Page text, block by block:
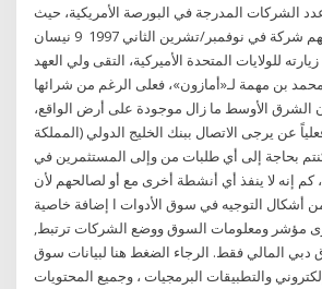
الشركات المدرجة في البورصة الأمريكية، حيث
كان عددها 7335 سهم شركة في نوفمبر/تشرين الثاني 1997 9 نيسان
خلال زيارته للولايات المتحدة الأميركية، التقى ولي العهد
بن مهمة لـ«أمازون»، فعلى الرغم من شرائها
الأوسط ما زال موجودة على أرض الواقع،
عن يرجى الاتصال ببنك الخليج الدولي (المملكة
بحاجة إلى أي طلبات من وإلى المستثمرين في
كم إنه لا ينفذ أي أنشطة أخرى مع أو لصالحهم لأن
أشكال التوجيه في سوق الأدوات ا إضافة خاصية
مؤشر ومعلومات السوق ووضع الشركات ترتبط,
المالي فقط. الرجاء الضغط هنا لبيانات سوق
والتطبيقات البرمجيات ، وجميع المحتويات